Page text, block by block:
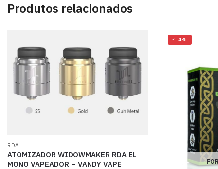
Produtos relacionados
RDA
ATOMIZADOR WIDOWMAKER RDA EL
MONO VAPEADOR – VANDY VAPE
-14%